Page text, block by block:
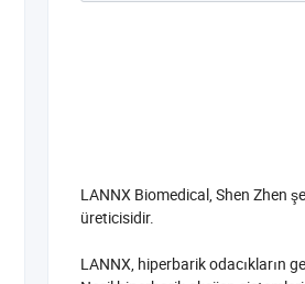
LANNX Biomedical, Shen Zhen
üreticisidir.
LANNX, hiperbarik odacıkların